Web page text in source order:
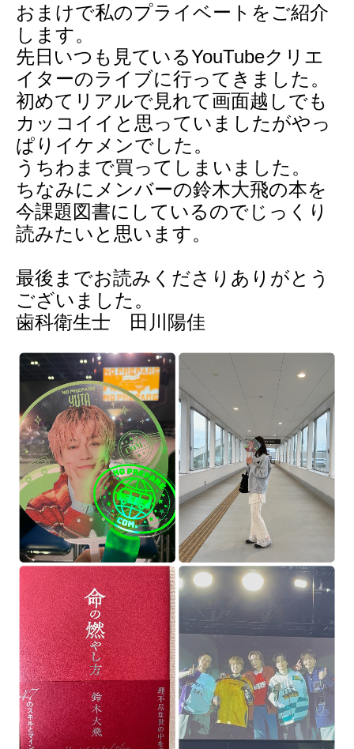
おまけで私のプライベートをご紹介
します。
先日いつも見ているYouTubeクリエ
イターのライブに行ってきました。
初めてリアルで見れて画面越しでも
カッコイイと思っていましたがやっ
ぱりイケメンでした。
うちわまで買ってしまいました。
ちなみにメンバーの鈴木大飛の本を
今課題図書にしているのでじっくり
読みたいと思います。
最後までお読みくださりありがとう
ございました。
歯科衛生士 田川陽佳